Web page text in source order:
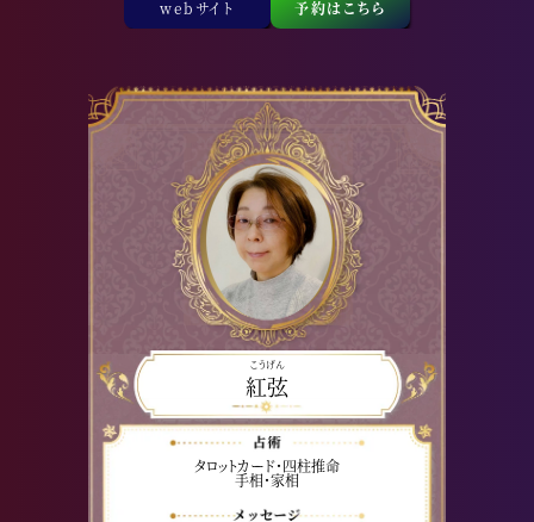
webサイト 予約はこちら
こうげん
紅弦
タロットカード・四柱推命
手相・家相